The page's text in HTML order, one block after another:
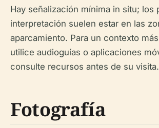
Hay señalización mínima in situ; los
interpretación suelen estar en las
aparcamiento. Para un contexto
utilice audioguías o aplicaciones
consulte recursos antes de su visita.
Fotografía